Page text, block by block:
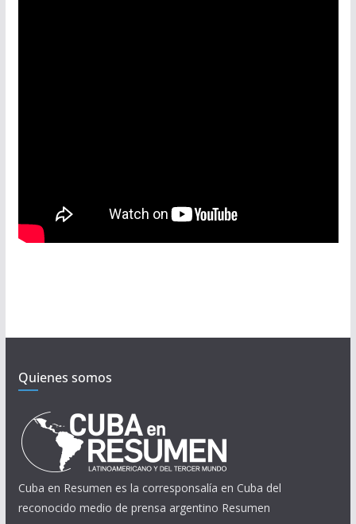
Quienes somos
Cuba en Resumen es la corresponsalía en Cuba del
reconocido medio de prensa argentino Resumen